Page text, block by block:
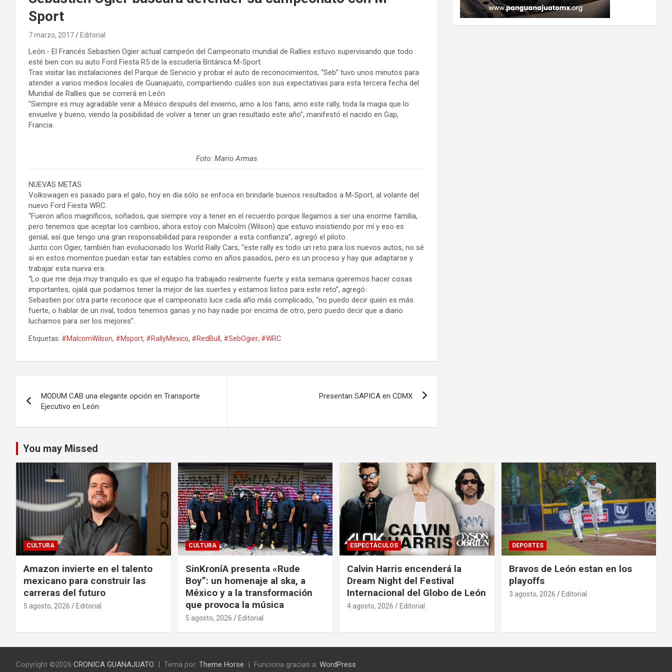
Sport
7 marzo, 2017 Editorial
León.- El Francés Sebastien Ogier actual campeón del Campeonato mundial de Rallies estuvo supervisando que todo
esté bien con su auto Ford Fiesta R5 de la escudería Británica M-Sport.
Tras visitar las instalaciones del Parque de Servicio y probar el auto de reconocimientos, “Seb” tuvo unos minutos para
atender a varios medios locales de Guanajuato, compartiendo cuáles son sus expectativas para esta tercera fecha del
Mundial de Rallies que se correrá en León.
“Siempre es muy agradable venir a México después del invierno, amo a los fans, amo este rally, toda la magia que lo
envuelve y bueno, viendo la posibilidad de volver a tener un gran resultado este año”, manifestó el nacido en Gap,
Francia.
Foto: Mario Armas
NUEVAS METAS
Volkswagen es pasado para el galo, hoy en día sólo se enfoca en brindarle buenos resultados a M-Sport, al volante del
nuevo Ford Fiesta WRC.
“Fueron años magníficos, soñados, que siempre voy a tener en el recuerdo porque llegamos a ser una enorme familia,
pero tenemos que aceptar los cambios, ahora estoy con Malcolm (Wilson) que estuvo insistiendo por mí y eso es
genial, así que tengo una gran responsabilidad para responder a esta confianza”, agregó el piloto.
Junto con Ogier, también han evolucionado los World Rally Cars, “este rally es todo un reto para los nuevos autos, no sé
si en estos momentos puedan estar tan estables como en años pasados, pero es un proceso y hay que adaptarse y
trabajar esta nueva era.
“Lo que me deja muy tranquilo es que el equipo ha trabajado realmente fuerte y esta semana queremos hacer cosas
importantes, ojalá que podamos tener la mejor de las suertes y estamos listos para este reto”, agregó.
Sebastien por otra parte reconoce que el campeonato luce cada año más complicado, “no puedo decir quién es más
fuerte, o hablar de un rival, todos tenemos ganas y no hay nadie por encima de otro, pero puedo decir que a diario
luchamos para ser los mejores”.
Etiquetas: #MalcomWilson, #Msport, #RallyMexico, #RedBull , #SebOgier, #WRC
de
entradas
MODUM CAB una elegante opción en Transporte
Ejecutivo en León
Presentan SAPICA en CDMX
You may Missed
CULTURA
Amazon invierte en el talento
mexicano para construir las
carreras del futuro
5 agosto, 2026 Editorial
CULTURA
SinKroníA presenta «Rude
Boy”: un homenaje al ska, a
México y a la transformación
que provoca la música
5 agosto, 2026 Editorial
ESPECTÁCULOS
Calvin Harris encenderá la
Dream Night del Festival
Internacional del Globo de León
4 agosto, 2026 Editorial
DEPORTES
Bravos de León estan en los
playoffs
3 agosto, 2026 Editorial
Copyright ©2026 CRONICA GUANAJUATO Tema por: Theme Horse Funciona gracias a: WordPress